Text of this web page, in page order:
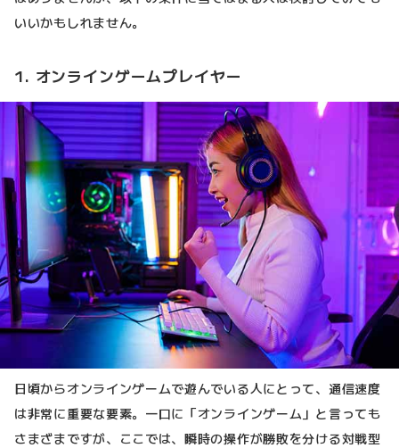
いいかもしれません。
1. オンラインゲームプレイヤー
日頃からオンラインゲームで遊んでいる人にとって、通信速度
は非常に重要な要素。一口に「オンラインゲーム」と言っても
さまざまですが、ここでは、瞬時の操作が勝敗を分ける対戦型